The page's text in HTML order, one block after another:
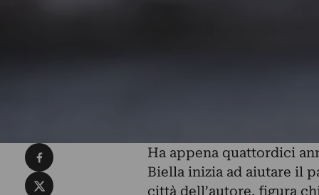
Ha appena quattordici
Biella inizia ad aiutare il
città dell’autore, figura
Condividi su Facebook
Condividi su X